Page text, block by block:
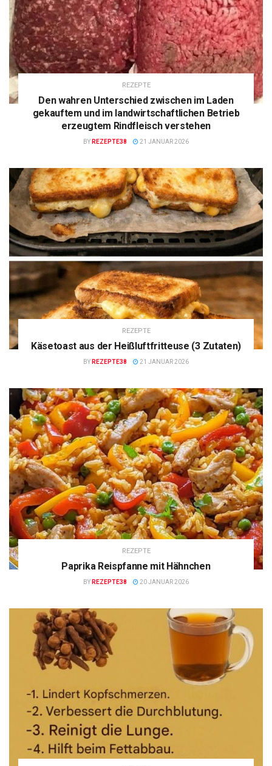
REZEPTE
Den wahren Unterschied zwischen im Laden
gekauftem und im landwirtschaftlichen Betrieb
erzeugtem Rindfleisch verstehen
BY REZEPTE38 21 JANUAR 2026
REZEPTE
Käsetoast aus der Heißluftfritteuse (3 Zutaten)
BY REZEPTE38 21 JANUAR 2026
REZEPTE
Paprika Reispfanne mit Hähnchen
BY REZEPTE38 20 JANUAR 2026